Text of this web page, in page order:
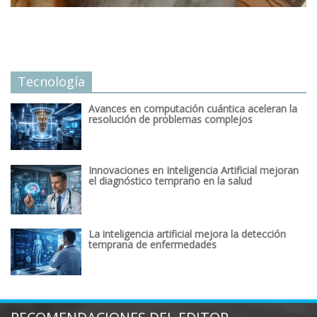
Tecnología
Avances en computación cuántica aceleran la
resolución de problemas complejos
Innovaciones en Inteligencia Artificial mejoran
el diagnóstico temprano en la salud
La inteligencia artificial mejora la detección
temprana de enfermedades